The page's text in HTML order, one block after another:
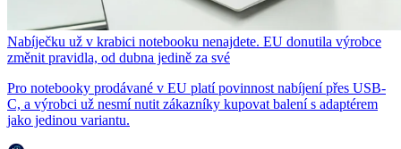
Nabíječku už v krabici notebooku nenajdete. EU donutila výrobce
změnit pravidla, od dubna jedině za své
Pro notebooky prodávané v EU platí povinnost nabíjení přes USB-
C, a výrobci už nesmí nutit zákazníky kupovat balení s adaptérem
jako jedinou variantu.